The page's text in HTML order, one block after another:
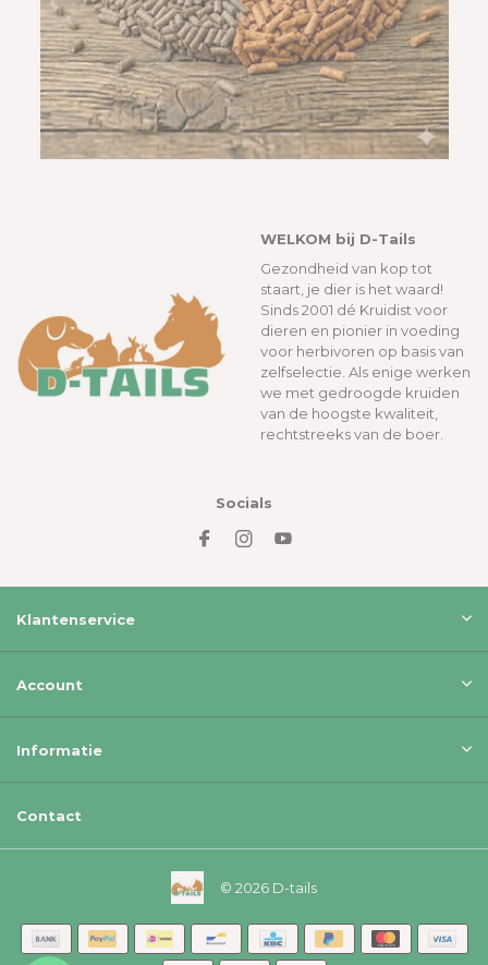
WELKOM bij D-Tails
Gezondheid van kop tot
staart, je dier is het waard!
Sinds 2001 dé Kruidist voor
dieren en pionier in voeding
voor herbivoren op basis van
zelfselectie. Als enige werken
we met gedroogde kruiden
van de hoogste kwaliteit,
rechtstreeks van de boer.
Socials
Klantenservice
Account
Informatie
Contact
© 2026 D-tails